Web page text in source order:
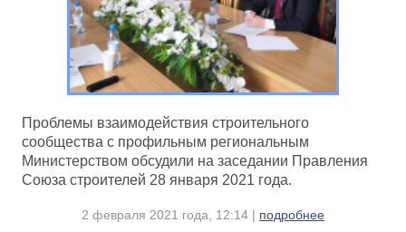
Проблемы взаимодействия строительного
сообщества с профильным региональным
Министерством обсудили на заседании Правления
Союза строителей 28 января 2021 года.
2 февраля 2021 года, 12:14 | подробнее